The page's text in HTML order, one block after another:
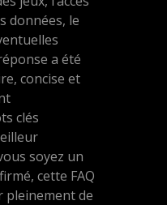
données, le
a été
concise et
clés
soyez un
cette FAQ
pleinement de